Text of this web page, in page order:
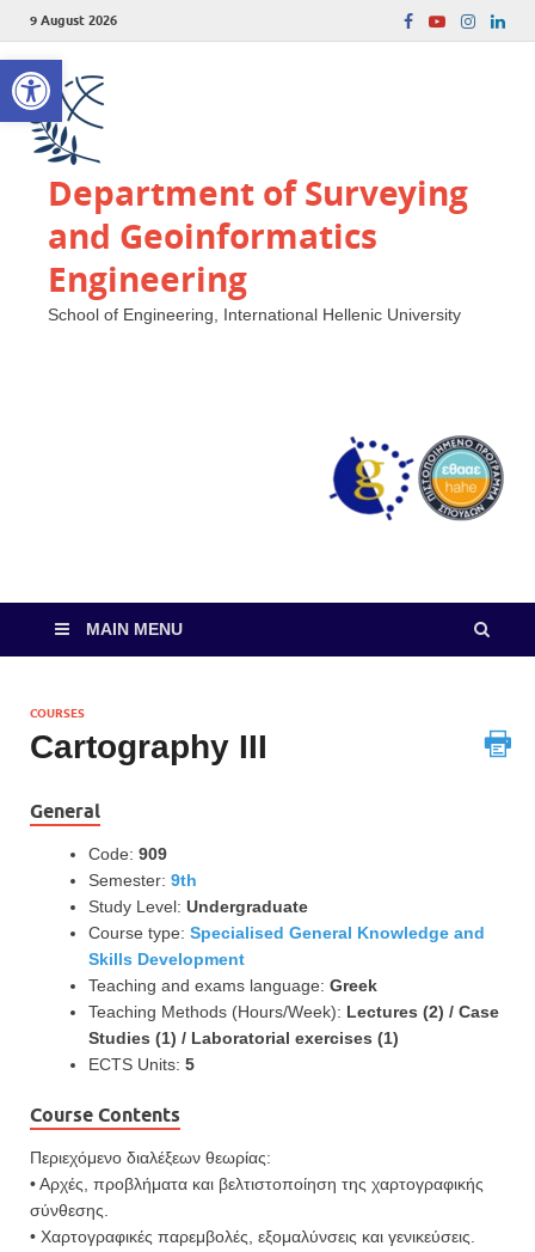
Open toolbar
9 August 2026
Department of Surveying
and Geoinformatics
Engineering
School of Engineering, International Hellenic University
MAIN MENU
COURSES
Cartography III
General
Code: 909
Semester: 9th
Study Level: Undergraduate
Course type: Specialised General Knowledge and
Skills Development
Teaching and exams language: Greek
Teaching Methods (Hours/Week): Lectures (2) / Case
Studies (1) / Laboratorial exercises (1)
ECTS Units: 5
Course Contents
Περιεχόμενο διαλέξεων θεωρίας:
• Αρχές, προβλήματα και βελτιστοποίηση της χαρτογραφικής
σύνθεσης.
• Χαρτογραφικές παρεμβολές, εξομαλύνσεις και γενικεύσεις.